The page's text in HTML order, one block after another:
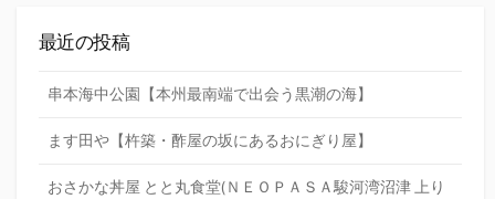
最近の投稿
串本海中公園【本州最南端で出会う黒潮の海】
ます田や【杵築・酢屋の坂にあるおにぎり屋】
おさかな丼屋 とと丸食堂(ＮＥＯＰＡＳＡ駿河湾沼津 上り